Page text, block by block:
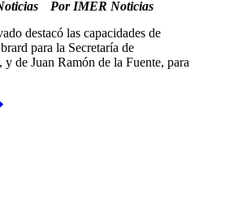
Por IMER Noticias
destacó las capacidades de
para la Secretaría de
y de Juan Ramón de la Fuente, para